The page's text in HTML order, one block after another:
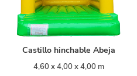
Castillo hinchable Abeja
4,60 x 4,00 x 4,00 m